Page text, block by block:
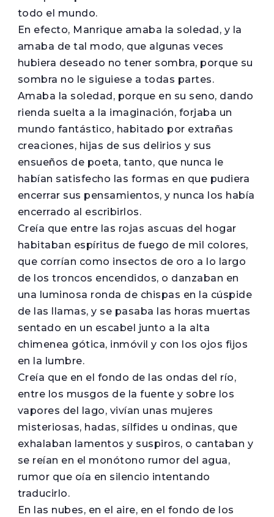
todo el mundo.
En efecto, Manrique amaba la soledad, y la
amaba de tal modo, que algunas veces
hubiera deseado no tener sombra, porque su
sombra no le siguiese a todas partes.
Amaba la soledad, porque en su seno, dando
rienda suelta a la imaginación, forjaba un
mundo fantástico, habitado por extrañas
creaciones, hijas de sus delirios y sus
ensueños de poeta, tanto, que nunca le
habían satisfecho las formas en que pudiera
encerrar sus pensamientos, y nunca los había
encerrado al escribirlos.
Creía que entre las rojas ascuas del hogar
habitaban espíritus de fuego de mil colores,
que corrían como insectos de oro a lo largo
de los troncos encendidos, o danzaban en
una luminosa ronda de chispas en la cúspide
de las llamas, y se pasaba las horas muertas
sentado en un escabel junto a la alta
chimenea gótica, inmóvil y con los ojos fijos
en la lumbre.
Creía que en el fondo de las ondas del río,
entre los musgos de la fuente y sobre los
vapores del lago, vivían unas mujeres
misteriosas, hadas, sílfides u ondinas, que
exhalaban lamentos y suspiros, o cantaban y
se reían en el monótono rumor del agua,
rumor que oía en silencio intentando
traducirlo.
En las nubes, en el aire, en el fondo de los